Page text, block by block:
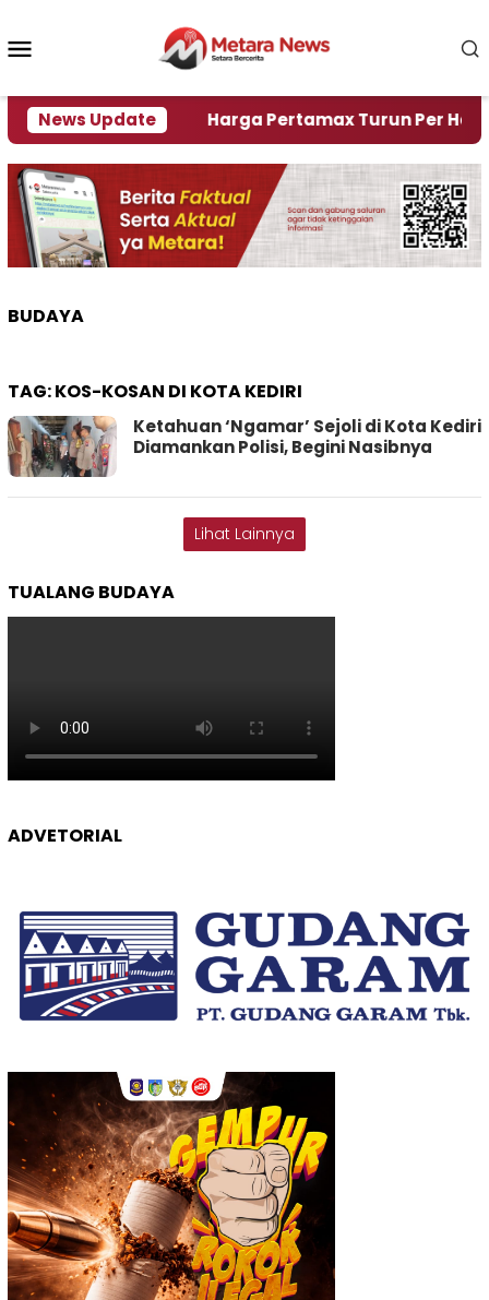
konten
News Update
Krisi Air Harga Pertamax Turun Per Hari Ini,
BUDAYA
TAG:KOS-KOSAN DI KOTA KEDIRI
Ketahuan ‘Ngamar’ Sejoli di Kota Kediri
Diamankan Polisi, Begini Nasibnya
Lihat Lainnya
TUALANG BUDAYA
ADVETORIAL